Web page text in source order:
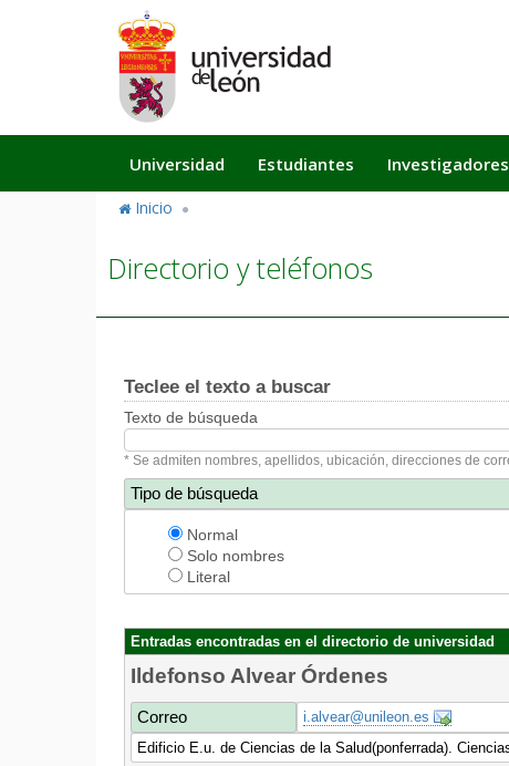
Navegación
principal
Universidad Estudiantes Investigadores
Inicio
Directorio y teléfonos